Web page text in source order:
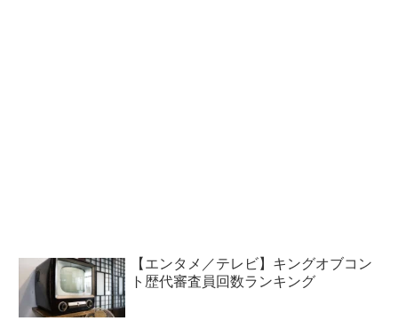
【エンタメ／テレビ】キングオブコン
ト歴代審査員回数ランキング